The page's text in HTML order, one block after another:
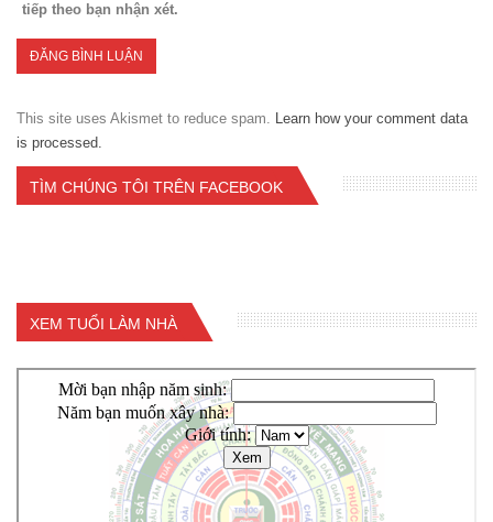
tiếp theo bạn nhận xét.
This site uses Akismet to reduce spam. Learn how your comment data
is processed.
TÌM CHÚNG TÔI TRÊN FACEBOOK
XEM TUỔI LÀM NHÀ